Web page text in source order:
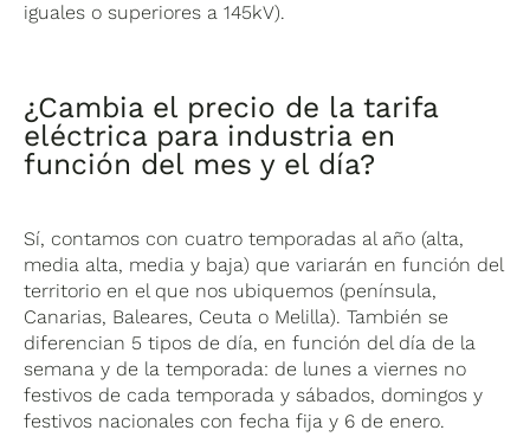
iguales o superiores a 145kV).
¿Cambia el precio de la tarifa
eléctrica para industria en
función del mes y el día?
Sí, contamos con cuatro temporadas al año (alta,
media alta, media y baja) que variarán en función del
territorio en el que nos ubiquemos (península,
Canarias, Baleares, Ceuta o Melilla). También se
diferencian 5 tipos de día, en función del día de la
semana y de la temporada: de lunes a viernes no
festivos de cada temporada y sábados, domingos y
festivos nacionales con fecha fija y 6 de enero.